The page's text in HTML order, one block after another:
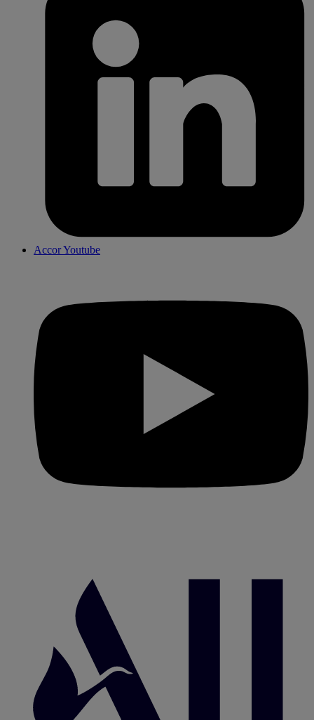
Accor Youtube